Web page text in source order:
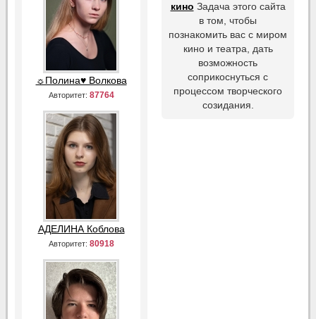
☼Полина♥ Волкова
Авторитет: 87764
АДЕЛИНА Коблова
Авторитет: 80918
кино Задача этого сайта
в том, чтобы
познакомить вас с миром
кино и театра, дать
возможность
соприкоснуться с
процессом творческого
созидания.